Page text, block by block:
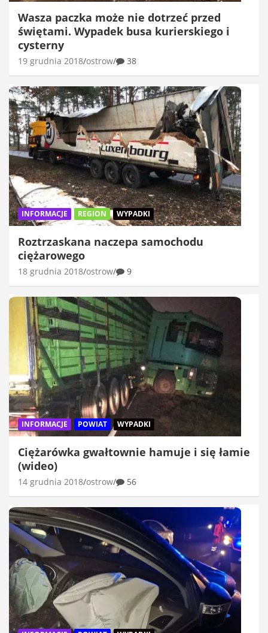
Wasza paczka może nie dotrzeć przed
świętami. Wypadek busa kurierskiego i
cysterny
19 grudnia 2018 ostrow 38
INFORMACJE REGION WYPADKI
Roztrzaskana naczepa samochodu
ciężarowego
18 grudnia 2018 ostrow 9
INFORMACJE POWIAT WYPADKI
Ciężarówka gwałtownie hamuje i się łamie
(wideo)
14 grudnia 2018 ostrow 56